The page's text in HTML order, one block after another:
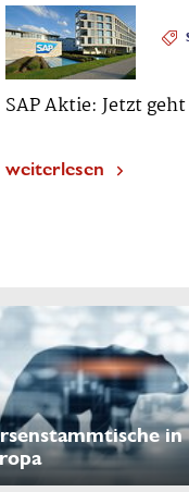
SAP Aktie: Jetzt
weiterlesen